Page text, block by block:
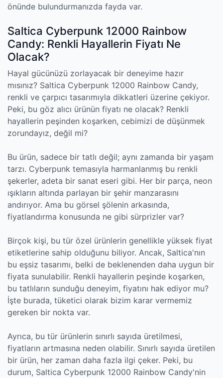
önünde bulundurmanızda fayda var.
Saltica Cyberpunk 12000 Rainbow
Candy: Renkli Hayallerin Fiyatı Ne
Olacak?
Hayal gücünüzü zorlayacak bir deneyime hazır
mısınız? Saltica Cyberpunk 12000 Rainbow Candy,
renkli ve çarpıcı tasarımıyla dikkatleri üzerine çekiyor.
Peki, bu göz alıcı ürünün fiyatı ne olacak? Renkli
hayallerin peşinden koşarken, cebimizi de düşünmek
zorundayız, değil mi?
Bu ürün, sadece bir tatlı değil; aynı zamanda bir yaşam
tarzı. Cyberpunk temasıyla harmanlanmış bu renkli
şekerler, adeta bir sanat eseri gibi. Her bir parça, neon
ışıkların altında parlayan bir şehir manzarasını
andırıyor. Ama bu görsel şölenin arkasında,
fiyatlandırma konusunda ne gibi sürprizler var?
Birçok kişi, bu tür özel ürünlerin genellikle yüksek fiyat
etiketlerine sahip olduğunu biliyor. Ancak, Saltica'nın
bu eşsiz tasarımı, belki de beklenenden daha uygun bir
fiyata sunulabilir. Renkli hayallerin peşinde koşarken,
bu tatlıların sunduğu deneyim, fiyatını hak ediyor mu?
İşte burada, tüketici olarak bizim karar vermemiz
gereken bir nokta var.
Ayrıca, bu tür ürünlerin sınırlı sayıda üretilmesi,
fiyatların artmasına neden olabilir. Sınırlı sayıda üretilen
bir ürün, her zaman daha fazla ilgi çeker. Peki, bu
durum, Saltica Cyberpunk 12000 Rainbow Candy'nin